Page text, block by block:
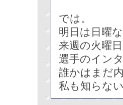
では。
明日は日曜
来週の火曜
選手のイン
誰かはまだ
私も知らな